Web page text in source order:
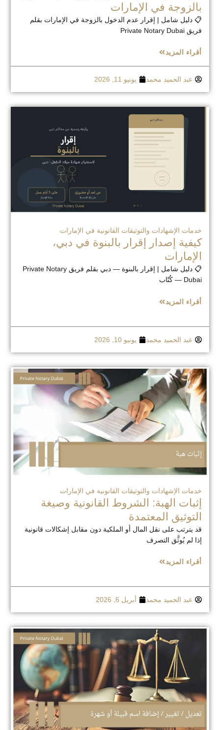
بالزوجة في الإمارات
📋 دليل شامل | إقرار عدم الدخول بالزوجة في الإمارات بقلم
فريق Private Notary Dubai
أقراء المزيد
عبد الحميد محمد يونيو 11, 2026
خدمات الإشهادات والتوثيقات القانونية في الإمارات
كيفية إصدار إقرار بالبنوة في دبي،
الإمارات
📋 دليل شامل | إقرار بالبنوة — دبي بقلم فريق Private Notary
Dubai — كُتّاب
أقراء المزيد
عبد الحميد محمد يونيو 10, 2026
خدمات الإشهادات والتوثيقات القانونية في الإمارات
إثبات الهبة: الشروط القانونية وصيغة
التوثيق المعتمدة
قد يترتب على نقل المال أو الملكية دون مقابل إشكالات قانونية
إذا لم يُوثَّق التصرف
أقراء المزيد
عبد الحميد محمد أبريل 6, 2026